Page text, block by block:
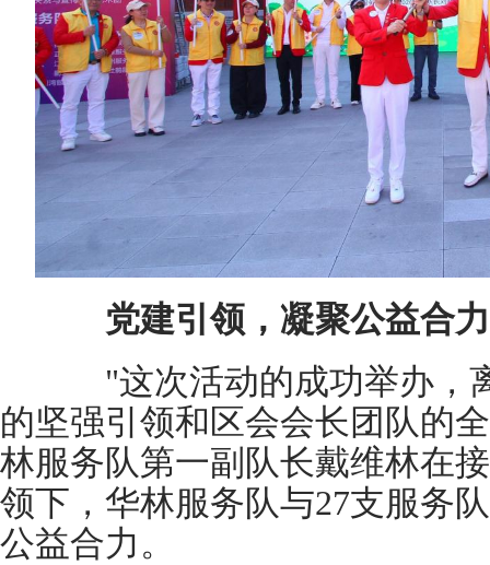
党建引领，凝聚公益合力
"这次活动的成功举办，
的坚强引领和区会会长团队的
林服务队第一副队长戴维林在
领下，华林服务队与27支服务
公益合力。